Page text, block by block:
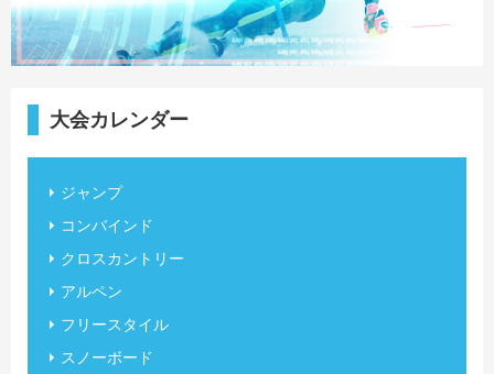
大会カレンダー
ジャンプ
コンバインド
クロスカントリー
アルペン
フリースタイル
スノーボード